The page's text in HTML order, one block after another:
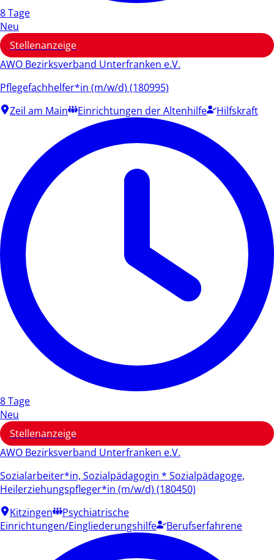
8 Tage
Neu
Stellenanzeige
AWO Bezirksverband Unterfranken e.V.
Pflegefachhelfer*in (m/w/d) (180995)
Zeil am Main
Einrichtungen der Altenhilfe Hilfskraft
8 Tage
Neu
Stellenanzeige
AWO Bezirksverband Unterfranken e.V.
Sozialarbeiter*in, Sozialpädagogin * Sozialpädagoge,
Heilerziehungspfleger*in (m/w/d) (180450)
Kitzingen
Psychiatrische
Einrichtungen/Eingliederungshilfe
Berufserfahrene